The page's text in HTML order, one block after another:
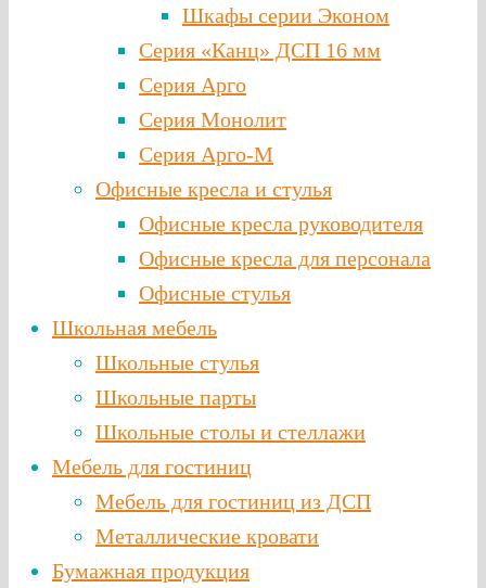
Шкафы серии Эконом
Серия «Канц» ДСП 16 мм
Серия Арго
Серия Монолит
Серия Арго-М
Офисные кресла и стулья
Офисные кресла руководителя
Офисные кресла для персонала
Офисные стулья
Школьная мебель
Школьные стулья
Школьные парты
Школьные столы и стеллажи
Мебель для гостиниц
Мебель для гостиниц из ДСП
Металлические кровати
Бумажная продукция